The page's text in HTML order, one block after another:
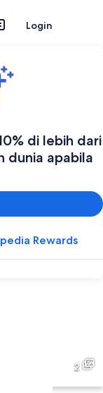
Login
di lebih dari
dunia apabila
Rewards
2